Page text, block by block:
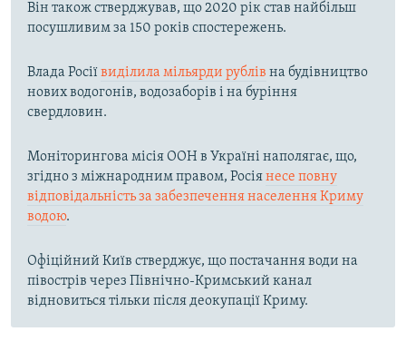
Він також стверджував, що 2020 рік став найбільш
посушливим за 150 років спостережень.
Влада Росіївиділила мільярди рублів на будівництво
нових водогонів, водозаборів і на буріння
свердловин.
Моніторингова місія ООН в Україні наполягає, що,
згідно з міжнародним правом, Росіянесе повну
відповідальність за забезпечення населення Криму
водою.
Офіційний Київ стверджує, що постачання води на
півострів через Північно-Кримський канал
відновиться тільки після деокупації Криму.